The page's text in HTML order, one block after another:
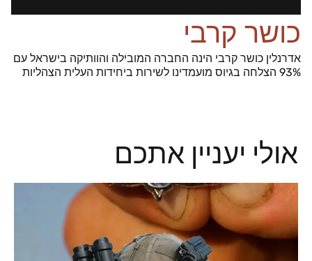
כושר קרבי
אדרנלין כושר קרבי הינה החברה המובילה והוותיקה בישראל עם
93% הצלחה בגיוס מועמדינו לשירות ביחידות העלית הצהליות
אולי יעניין אתכם